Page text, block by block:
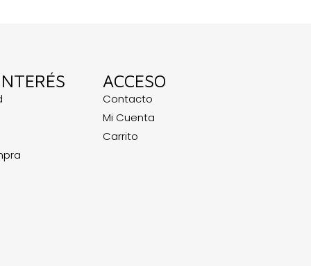
ACCESO
Contacto
Mi Cuenta
Carrito